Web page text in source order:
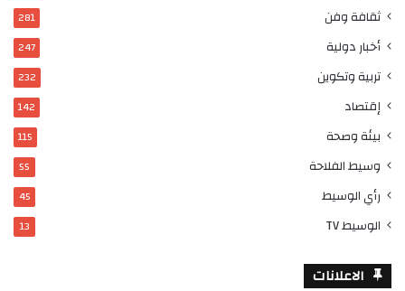
ثقافة وفن 281
أخبار دولية 247
تربية وتكوين 232
إقتصاد 142
بيئة وصحة 115
وسيط الفلاحة 55
رأي الوسيط 45
الوسيط TV 13
الاعلانات